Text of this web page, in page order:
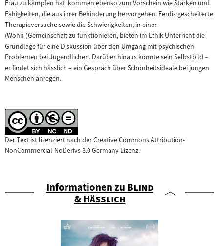
Frau zu kämpfen hat, kommen ebenso zum Vorschein wie Stärken und
Fähigkeiten, die aus ihrer Behinderung hervorgehen. Ferdis gescheiterte
Therapieversuche sowie die Schwierigkeiten, in einer
(Wohn-)Gemeinschaft zu funktionieren, bieten im Ethik-Unterricht die
Grundlage für eine Diskussion über den Umgang mit psychischen
Problemen bei Jugendlichen. Darüber hinaus könnte sein Selbstbild –
er findet sich hässlich – ein Gespräch über Schönheitsideale bei jungen
Menschen anregen.
Der Text ist lizenziert nach der Creative Commons Attribution-
NonCommercial-NoDerivs 3.0 Germany Lizenz.
Informationen zu "
Blind
& Hässlich"